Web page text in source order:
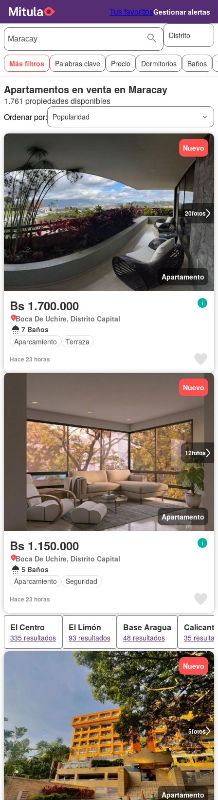
Tus favoritosGestionar alertas
Distrito
Más filtros Palabras clave Precio Dormitorios Baños
Apartamentos en venta en Maracay
1.761 propiedades disponibles
Ordenar por:
Popularidad
20fotos
Nuevo
Apartamento
Bs 1.700.000
Boca De Uchire, Distrito Capital
7 Baños
Aparcamiento
Terraza
Hace 23 horas
12fotos
Nuevo
Apartamento
Bs 1.150.000
Boca De Uchire, Distrito Capital
5 Baños
Aparcamiento
Seguridad
Hace 23 horas
El Centro
335 resultados
El Limón
93 resultados
Base Aragua
48 resultados 35
5fotos
Nuevo
Apartamento